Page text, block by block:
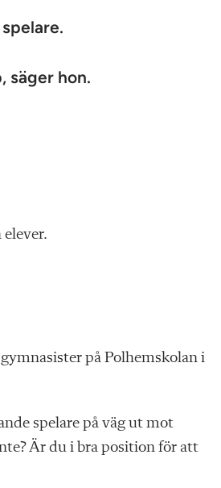
säger hon.
på Polhemskolan i
spelare på väg ut mot
Är du i bra position för att